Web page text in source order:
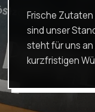
Frische
sind unser
steht für uns
kurzfristigen